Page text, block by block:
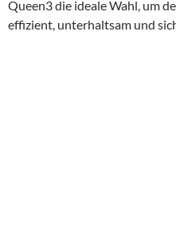
Queen3 die ideale Wahl, um
effizient, unterhaltsam und